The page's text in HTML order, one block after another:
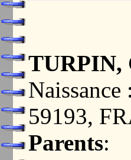
TURPIN,
59193,
Parents: